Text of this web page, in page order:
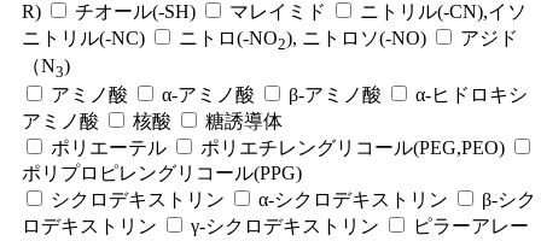
R)
チオール(-SH) マレイミド
ニトリル(-CN),イソ
ニトリル(-NC)
ニトロ(-NO2), ニトロソ(-NO)
アジド
（N3)
アミノ酸
α-アミノ酸 β-アミノ酸
α-ヒドロキシ
アミノ酸
核酸
糖誘導体
ポリエーテル
ポリエチレングリコール(PEG,PEO)
ポリプロピレングリコール(PPG)
シクロデキストリン
α-シクロデキストリン
β-シク
ロデキストリン
γ-シクロデキストリン ピラーアレー